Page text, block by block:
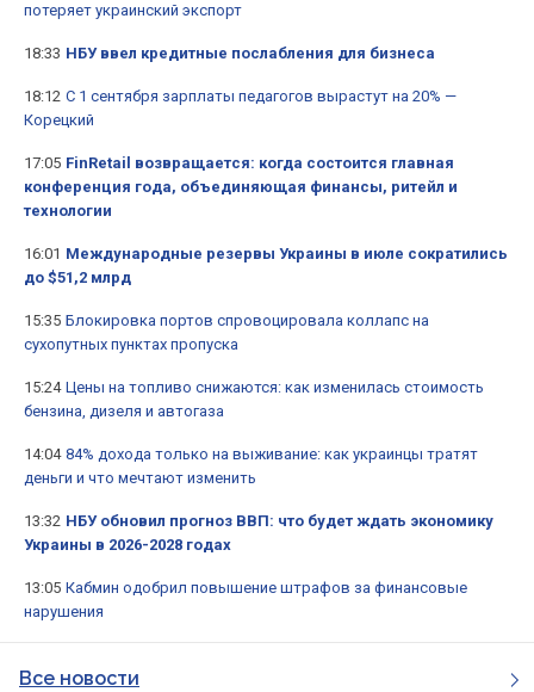
потеряет украинский экспорт
18:33 НБУ ввел кредитные послабления для бизнеса
18:12 С 1 сентября зарплаты педагогов вырастут на 20% —
Корецкий
17:05 FinRetail возвращается: когда состоится главная
конференция года, объединяющая финансы, ритейл и
технологии
16:01 Международные резервы Украины в июле сократились
до $51,2 млрд
15:35 Блокировка портов спровоцировала коллапс на
сухопутных пунктах пропуска
15:24 Цены на топливо снижаются: как изменилась стоимость
бензина, дизеля и автогаза
14:04 84% дохода только на выживание: как украинцы тратят
деньги и что мечтают изменить
13:32 НБУ обновил прогноз ВВП: что будет ждать экономику
Украины в 2026-2028 годах
13:05 Кабмин одобрил повышение штрафов за финансовые
нарушения
Все новости